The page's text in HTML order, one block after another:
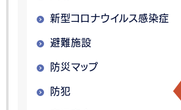
新型コロナウイルス感染症
避難施設
防災マップ
防犯